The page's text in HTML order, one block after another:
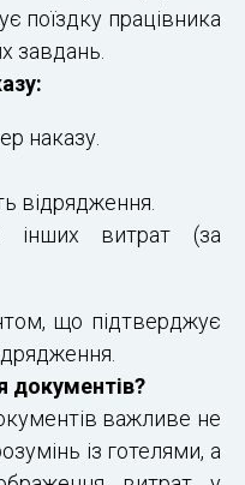
поїздку працівника
завдань.
наказу.
відрядження.
інших витрат (за
що підтверджує
документів?
важливе не
із готелями, а